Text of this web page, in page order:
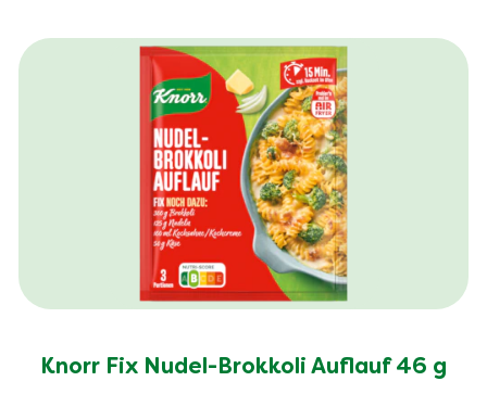
Knorr Fix Nudel-Brokkoli Auflauf 46 g